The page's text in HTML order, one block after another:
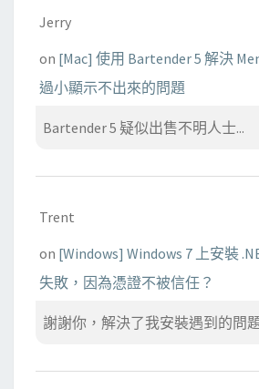
Jerry
on [Mac] 使用 Bartender 5 解決
過小顯示不出來的問題
Bartender 5 疑似出售不明人士...
Trent
on [Windows] Windows 7 上安裝
失敗，因為憑證不被信任？
謝謝你，解決了我安裝遇到的問